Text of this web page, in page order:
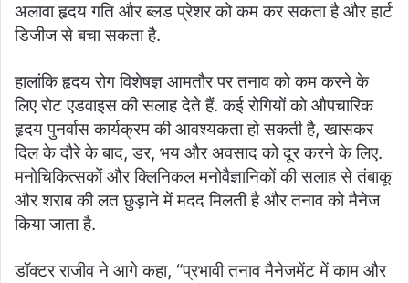
अलावा हृदय गति और ब्लड प्रेशर को कम कर सकता है और हार्ट
डिजीज से बचा सकता है.
हालांकि हृदय रोग विशेषज्ञ आमतौर पर तनाव को कम करने के
लिए रोट एडवाइस की सलाह देते हैं. कई रोगियों को औपचारिक
हृदय पुनर्वास कार्यक्रम की आवश्यकता हो सकती है, खासकर
दिल के दौरे के बाद, डर, भय और अवसाद को दूर करने के लिए.
मनोचिकित्सकों और क्लिनिकल मनोवैज्ञानिकों की सलाह से तंबाकू
और शराब की लत छुड़ाने में मदद मिलती है और तनाव को मैनेज
किया जाता है.
डॉक्टर राजीव ने आगे कहा, “प्रभावी तनाव मैनेजमेंट में काम और